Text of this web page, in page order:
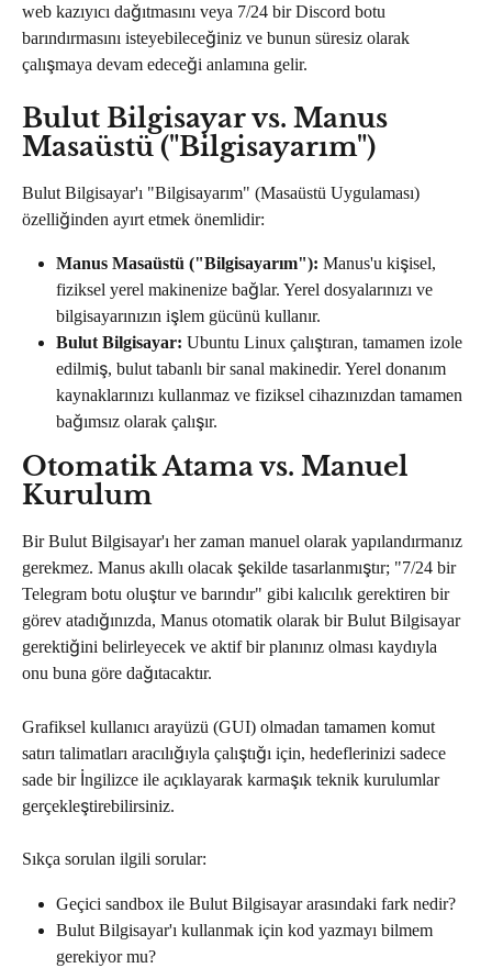
web kazıyıcı dağıtmasını veya 7/24 bir Discord botu
barındırmasını isteyebileceğiniz ve bunun süresiz olarak
çalışmaya devam edeceği anlamına gelir.
Bulut Bilgisayar vs. Manus
Masaüstü ("Bilgisayarım")
Bulut Bilgisayar'ı "Bilgisayarım" (Masaüstü Uygulaması)
özelliğinden ayırt etmek önemlidir:
Manus Masaüstü ("Bilgisayarım"): Manus'u kişisel,
fiziksel yerel makinenize bağlar. Yerel dosyalarınızı ve
bilgisayarınızın işlem gücünü kullanır.
Bulut Bilgisayar: Ubuntu Linux çalıştıran, tamamen izole
edilmiş, bulut tabanlı bir sanal makinedir. Yerel donanım
kaynaklarınızı kullanmaz ve fiziksel cihazınızdan tamamen
bağımsız olarak çalışır.
Otomatik Atama vs. Manuel
Kurulum
Bir Bulut Bilgisayar'ı her zaman manuel olarak yapılandırmanız
gerekmez. Manus akıllı olacak şekilde tasarlanmıştır; "7/24 bir
Telegram botu oluştur ve barındır" gibi kalıcılık gerektiren bir
görev atadığınızda, Manus otomatik olarak bir Bulut Bilgisayar
gerektiğini belirleyecek ve aktif bir planınız olması kaydıyla
onu buna göre dağıtacaktır.
Grafiksel kullanıcı arayüzü (GUI) olmadan tamamen komut
satırı talimatları aracılığıyla çalıştığı için, hedeflerinizi sadece
sade bir İngilizce ile açıklayarak karmaşık teknik kurulumlar
gerçekleştirebilirsiniz.
Sıkça sorulan ilgili sorular:
Geçici sandbox ile Bulut Bilgisayar arasındaki fark nedir?
Bulut Bilgisayar'ı kullanmak için kod yazmayı bilmem
gerekiyor mu?